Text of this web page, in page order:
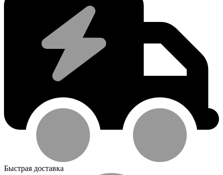
Быстрая доставка